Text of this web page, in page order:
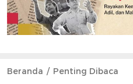
Beranda Penting Dibaca